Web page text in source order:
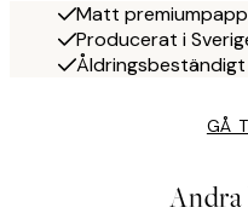
Matt
Producerat i
GÅ
Andra